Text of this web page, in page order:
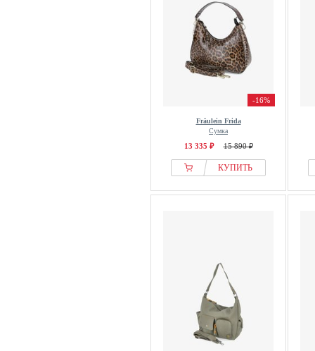
-16%
Fräulein Frida
Сумка
13 335 ₽ 15 890 ₽
КУПИТЬ